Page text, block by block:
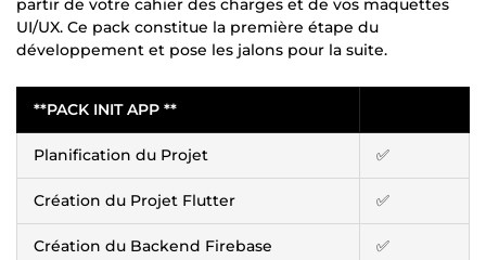
partir de votre cahier des charges et de vos maquettes
UI/UX. Ce pack constitue la première étape du
développement et pose les jalons pour la suite.
**PACK INIT APP **
Planification du Projet ✅
Création du Projet Flutter ✅
Création du Backend Firebase ✅